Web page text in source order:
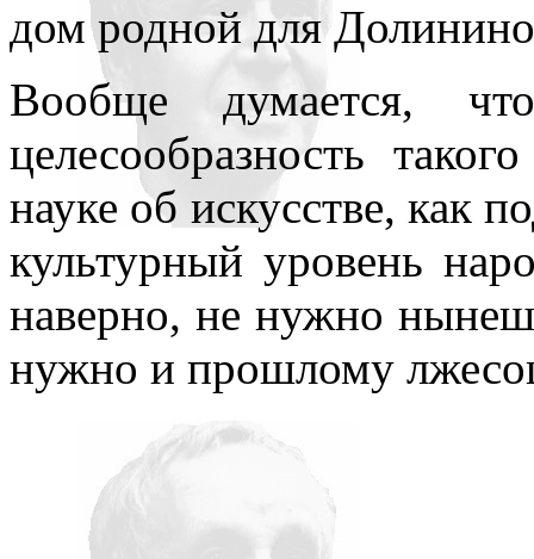
дом родной для
Вообще думается,
целесообразность
науке об искусстве, как
культурный уровень
наверно, не нужно
нужно и прошлому